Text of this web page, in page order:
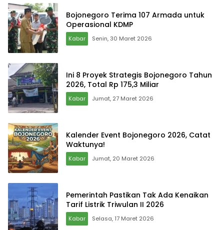
Bojonegoro Terima 107 Armada untuk
Operasional KDMP
Kabar Senin, 30 Maret 2026
Ini 8 Proyek Strategis Bojonegoro Tahun
2026, Total Rp 175,3 Miliar
Kabar Jumat, 27 Maret 2026
Kalender Event Bojonegoro 2026, Catat
Waktunya!
Kabar Jumat, 20 Maret 2026
Pemerintah Pastikan Tak Ada Kenaikan
Tarif Listrik Triwulan II 2026
Kabar Selasa, 17 Maret 2026